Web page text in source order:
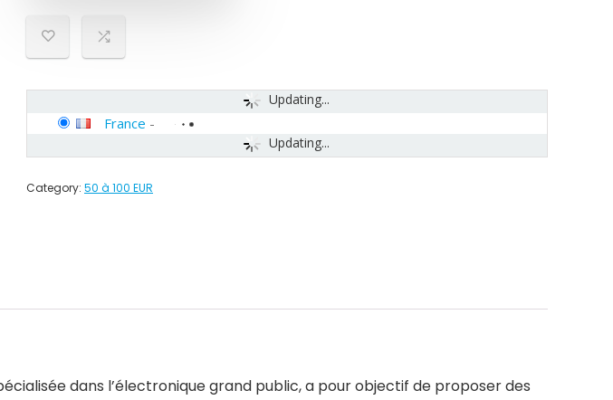
Updating...
Updating...
France -
Category: 50 à 100 EUR
dans l’électronique grand public, a pour objectif de proposer des